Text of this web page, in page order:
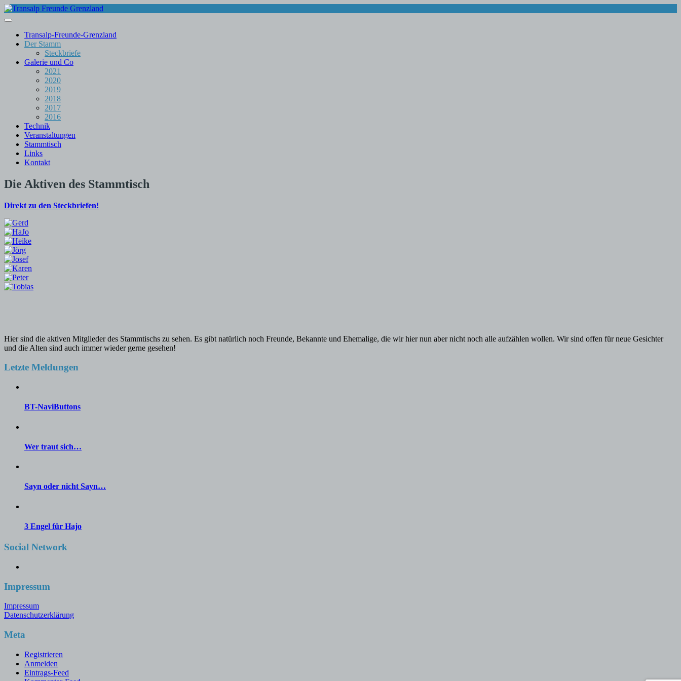
Skip
to
Transalp-Freunde-Grenzland
Der Stamm
Steckbriefe
Galerie und Co
2021
2020
2019
2018
2017
2016
Technik
Veranstaltungen
Stammtisch
Links
Kontakt
Die Aktiven des Stammtisch
Direkt zu den Steckbriefen!
Hier sind die aktiven Mitglieder des Stammtischs zu sehen. Es gibt natürlich noch Freunde, Bekannte und Ehemalige, die wir hier nun aber nicht noch alle aufzählen wollen. Wir sind offen für neue Gesichter
und die Alten sind auch immer wieder gerne gesehen!
Letzte Meldungen
BT-NaviButtons
Wer traut sich…
Sayn oder nicht Sayn…
3 Engel für Hajo
Social Network
Impressum
Impressum
Datenschutzerklärung
Meta
Registrieren
Anmelden
Eintrags-Feed